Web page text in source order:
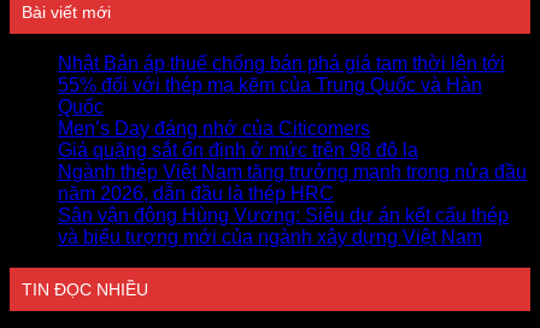
Bài viết mới
Nhật Bản áp thuế chống bán phá giá tạm thời lên tới
55% đối với thép mạ kẽm của Trung Quốc và Hàn
Quốc
Men’s Day đáng nhớ của Citicomers
Giá quặng sắt ổn định ở mức trên 98 đô la
Ngành thép Việt Nam tăng trưởng mạnh trong nửa đầu
năm 2026, dẫn đầu là thép HRC
Sân vận động Hùng Vương: Siêu dự án kết cấu thép
và biểu tượng mới của ngành xây dựng Việt Nam
TIN ĐỌC NHIỀU